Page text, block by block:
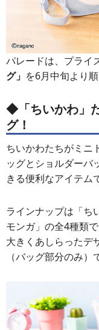
パレードは、プライ
グ」 を6月中旬より
◆「ちいかわ」
グ！
ちいかわたちがミニ
ッグとショルダーバ
きる便利なアイテム
ラインナップは「ち
モンガ」の全4種類
大きくあしらったデ
（バッグ部分のみ）